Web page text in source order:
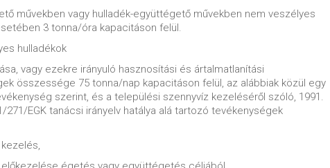
művekben vagy hulladék-együttégető művekben nem veszélyes
3 tonna/óra kapacitáson felül.
hulladékok
vagy ezekre irányuló hasznosítási és ártalmatlanítási
összessége 75 tonna/nap kapacitáson felül, az alábbiak közül egy
szerint, és a települési szennyvíz kezeléséről szóló, 1991.
271/EGK tanácsi irányelv hatálya alá tartozó tevékenységek